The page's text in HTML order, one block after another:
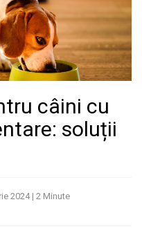
câini cu
soluții
2024| 2 Minute